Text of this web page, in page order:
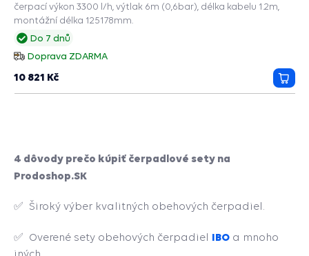
Do 7 dnů
Doprava ZDARMA
čerpací výkon 3300 l/h, výtlak 6m (0,6bar), délka kabelu 1.2m,
montážní délka 125178mm.
10 821 Kč
do
4 dôvody prečo kúpiť čerpadlové sety na
Prodoshop.SK
✅ Široký výber kvalitných obehových čerpadiel.
✅ Overené sety obehových čerpadiel IBO a mnoho
iných.